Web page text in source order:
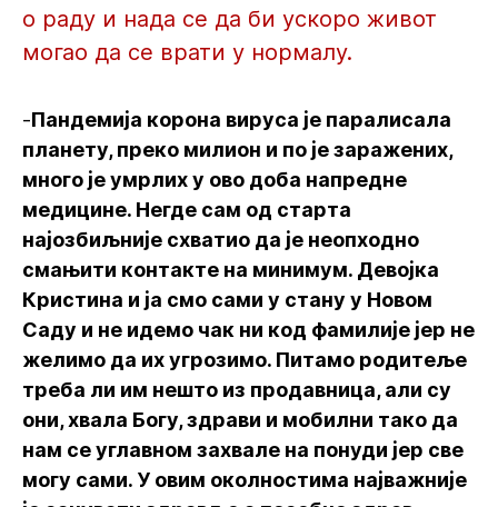
о раду и нада се да би ускоро живот
могао да се врати у нормалу.
-Пандемија корона вируса је паралисала
планету, преко милион и по је заражених,
много је умрлих у ово доба напредне
медицине. Негде сам од старта
најозбиљније схватио да је неопходно
смањити контакте на минимум. Девојка
Кристина и ја смо сами у стану у Новом
Саду и не идемо чак ни код фамилије јер не
желимо да их угрозимо. Питамо родитеље
треба ли им нешто из продавница, али су
они, хвала Богу, здрави и мобилни тако да
нам се углавном захвале на понуди јер све
могу сами. У овим околностима најважније